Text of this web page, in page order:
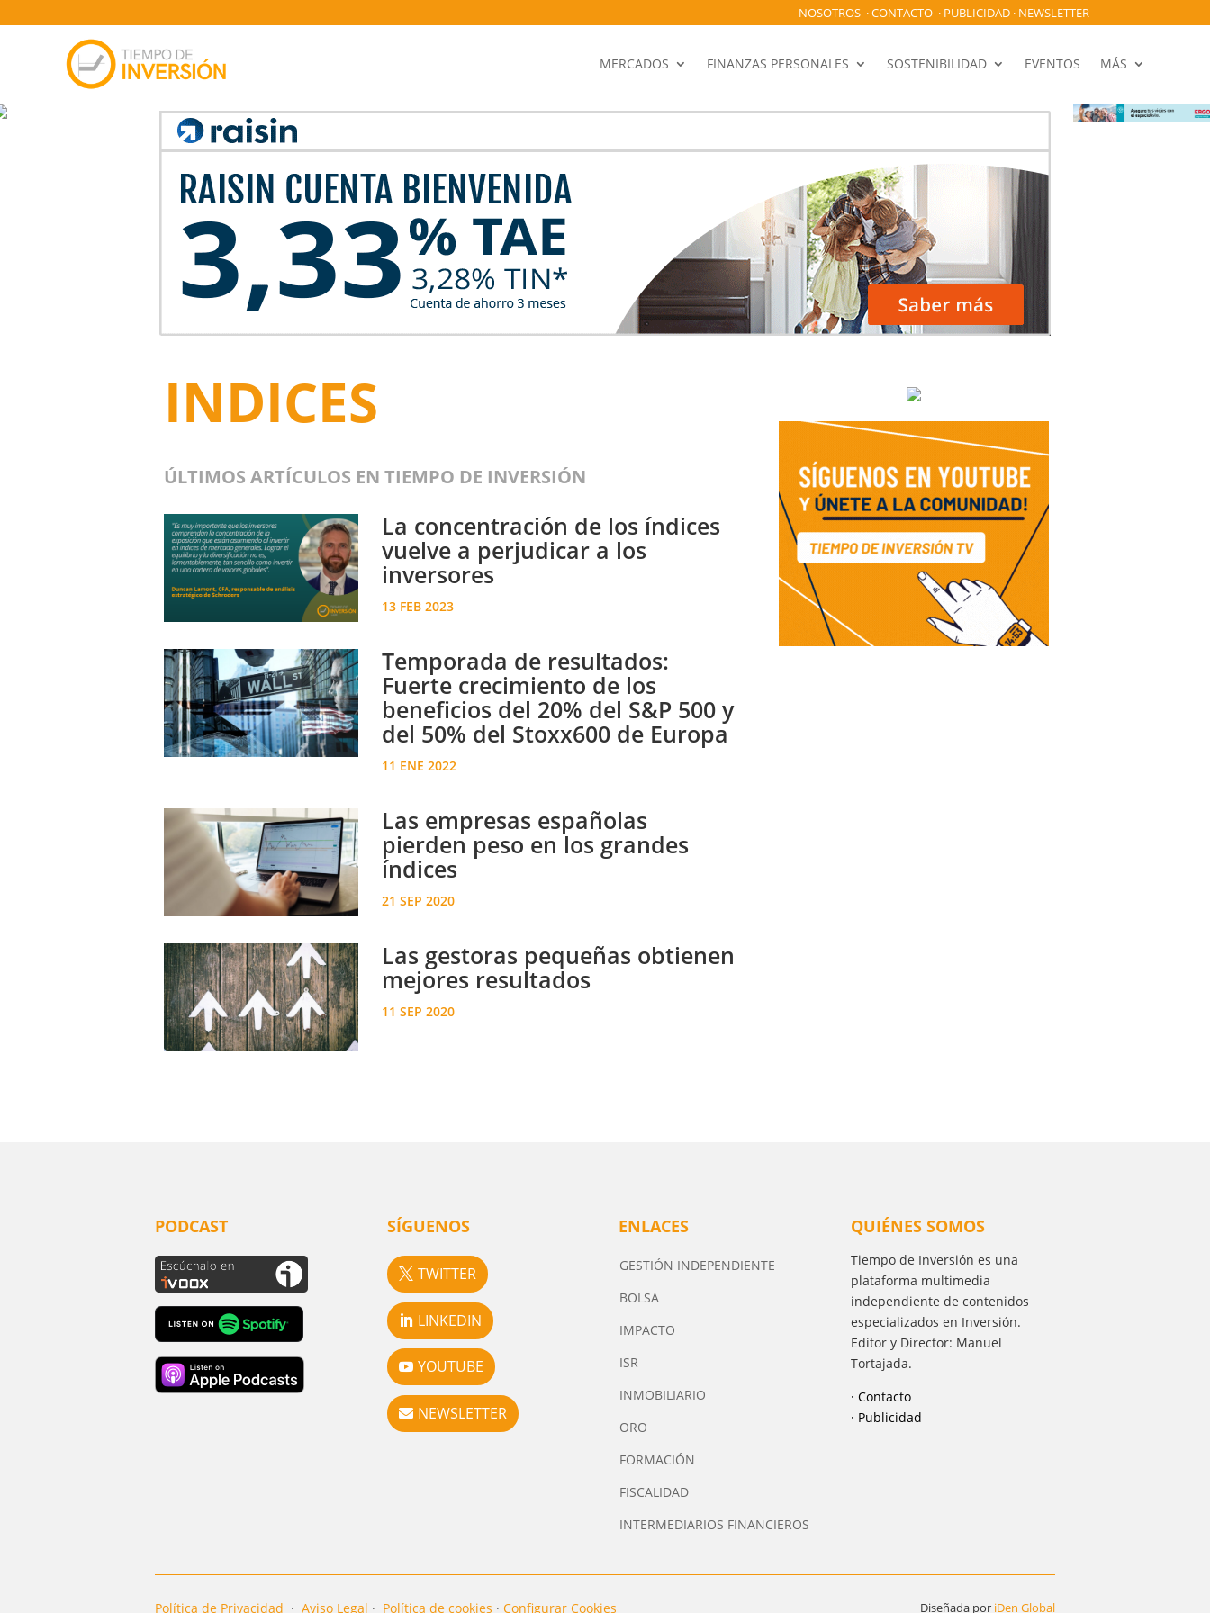
NOSOTROS·CONTACTO· PUBLICIDAD· NEWSLETTER
MERCADOS FINANZAS PERSONALES SOSTENIBILIDAD EVENTOS MÁS
INDICES
ÚLTIMOS ARTÍCULOS EN TIEMPO DE INVERSIÓN
La concentración de los índices
vuelve a perjudicar a los
inversores
13 FEB 2023
Temporada de resultados:
Fuerte crecimiento de los
beneficios del 20% del S&P 500 y
del 50% del Stoxx600 de Europa
11 ENE 2022
Las empresas españolas
pierden peso en los grandes
índices
21 SEP 2020
Las gestoras pequeñas obtienen
mejores resultados
11 SEP 2020
PODCAST SÍGUENOS
TWITTER
LINKEDIN
YOUTUBE
NEWSLETTER
ENLACES
GESTIÓN INDEPENDIENTE
BOLSA
IMPACTO
ISR
INMOBILIARIO
ORO
FORMACIÓN
FISCALIDAD
INTERMEDIARIOS FINANCIEROS
QUIÉNES SOMOS
Tiempo de Inversión es una
plataforma multimedia
independiente de contenidos
especializados en Inversión.
Editor y Director: Manuel
Tortajada.
· Contacto
· Publicidad
Política de Privacidad · Aviso Legal · Política de cookies · Configurar Cookies Diseñada por iDen Global